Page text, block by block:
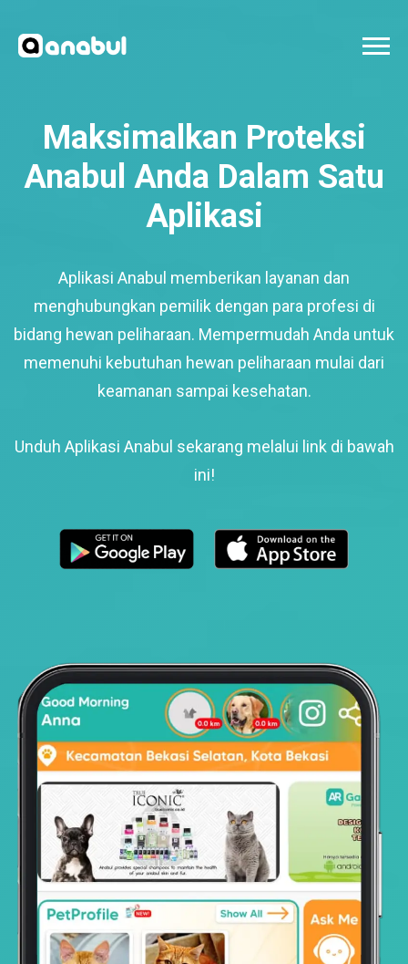
Maksimalkan Proteksi
Anabul Anda Dalam Satu
Aplikasi
Aplikasi Anabul memberikan layanan dan
menghubungkan pemilik dengan para profesi di
bidang hewan peliharaan. Mempermudah Anda untuk
memenuhi kebutuhan hewan peliharaan mulai dari
keamanan sampai kesehatan.
Unduh Aplikasi Anabul sekarang melalui link di bawah
ini!